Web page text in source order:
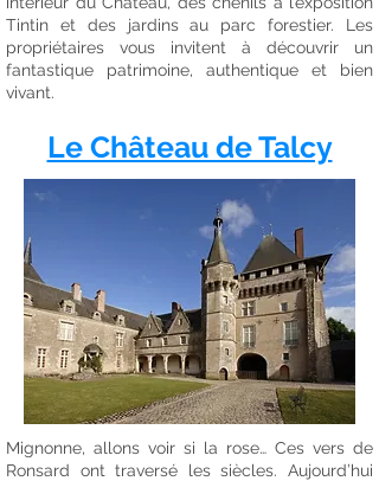
Tintin et des jardins au parc forestier. Les
propriétaires vous invitent à découvrir un
fantastique patrimoine, authentique et bien
vivant.
Le Château de Talcy
Mignonne, allons voir si la rose… Ces vers de
Ronsard ont traversé les siècles. Aujourd’hui